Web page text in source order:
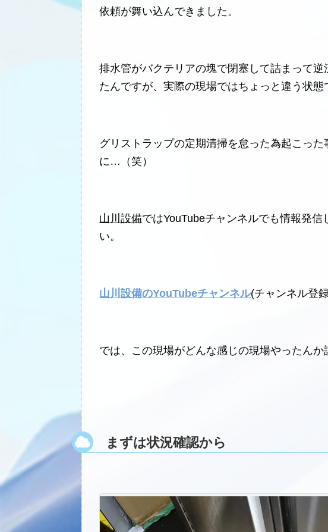
依頼が舞い込んできました。
排水管がバクテリアの塊で閉塞して詰まって
たんですが、実際の現場ではちょっと違う状態
グリストラップの定期清掃を怠った為起こっ
に…（笑）
山川設備ではYouTubeチャンネルでも情報発
い。
山川設備のYouTubeチャンネル(チャンネル登
では、この現場がどんな感じの現場やったんか
まずは状況確認から